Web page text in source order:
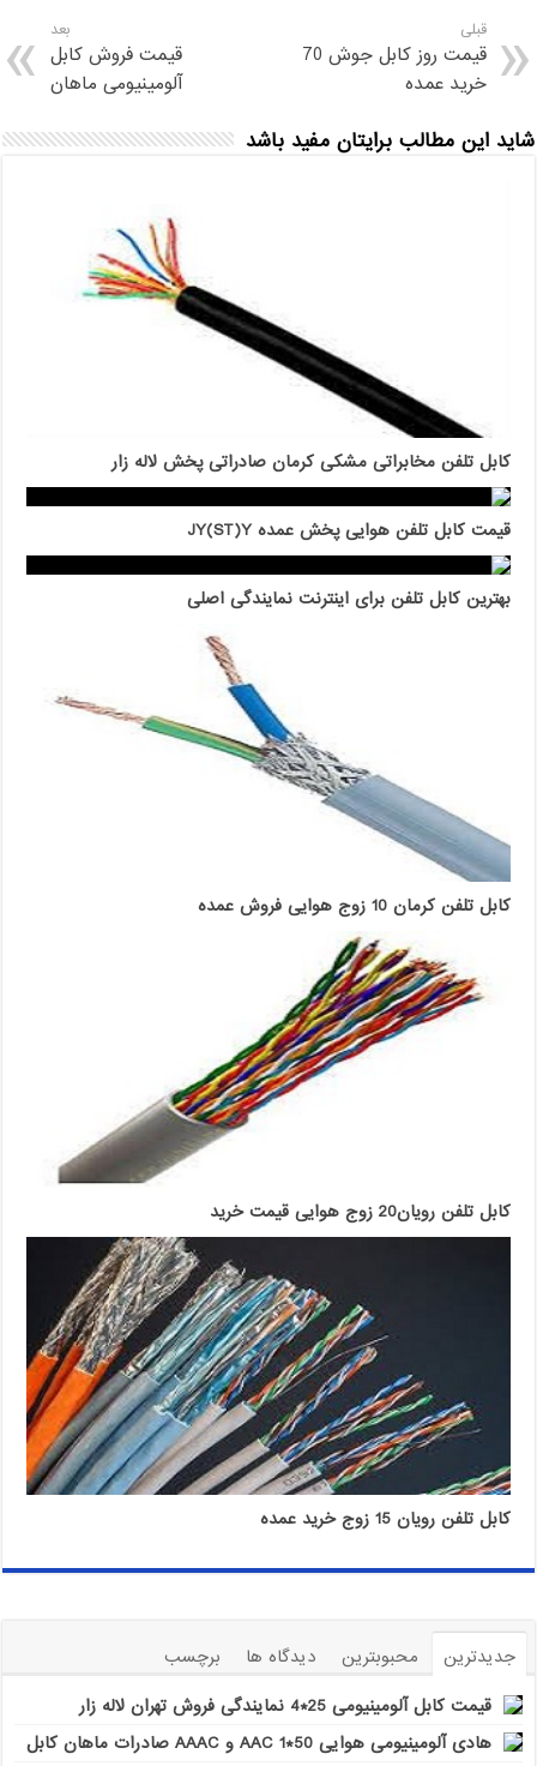
قبلی
قیمت روز کابل جوش 70
خرید عمده
بعد
قیمت فروش کابل
آلومینیومی ماهان
شاید این مطالب برایتان مفید باشد
کابل تلفن مخابراتی مشکی کرمان صادراتی پخش لاله زار
قیمت کابل تلفن هوایی پخش عمده JY(ST)Y
بهترین کابل تلفن برای اینترنت نمایندگی اصلی
کابل تلفن کرمان 10 زوج هوایی فروش عمده
کابل تلفن رویان20 زوج هوایی قیمت خرید
کابل تلفن رویان 15 زوج خرید عمده
جدیدترین محبوبترین دیدگاه ها
برچسب
قیمت کابل آلومینیومی 25*4 نمایندگی فروش تهران لاله زار
هادی آلومینیومی هوایی 50*1 AAC و AAAC صادرات ماهان کابل